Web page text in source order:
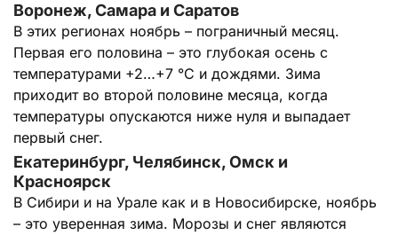
Воронеж, Самара и Саратов
В этих регионах ноябрь – пограничный месяц.
Первая его половина – это глубокая осень с
температурами +2…+7 °C и дождями. Зима
приходит во второй половине месяца, когда
температуры опускаются ниже нуля и выпадает
первый снег.
Екатеринбург, Челябинск, Омск и
Красноярск
В Сибири и на Урале как и в Новосибирске, ноябрь
– это уверенная зима. Морозы и снег являются